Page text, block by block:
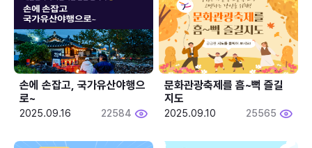
손에 손잡고, 국가유산야행으
로~
2025.09.16 22584
문화관광축제를 흠~뻑 즐길
지도
2025.09.10 25565